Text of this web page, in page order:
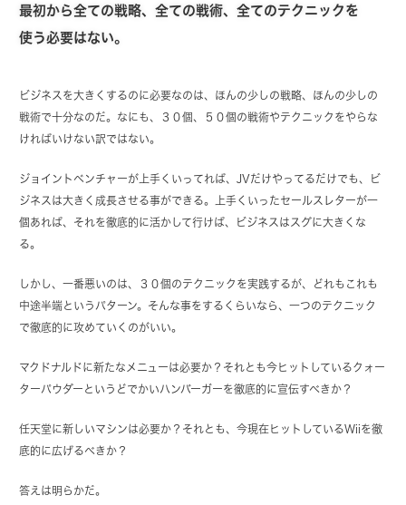
最初から全ての戦略、全ての戦術、全てのテクニックを
使う必要はない。
ビジネスを大きくするのに必要なのは、ほんの少しの戦略、ほんの少しの
戦術で十分なのだ。なにも、３０個、５０個の戦術やテクニックをやらな
ければいけない訳ではない。
ジョイントベンチャーが上手くいってれば、JVだけやってるだけでも、ビ
ジネスは大きく成長させる事ができる。上手くいったセールスレターが一
個あれば、それを徹底的に活かして行けば、ビジネスはスグに大きくな
る。
しかし、一番悪いのは、３０個のテクニックを実践するが、どれもこれも
中途半端というパターン。そんな事をするくらいなら、一つのテクニック
で徹底的に攻めていくのがいい。
マクドナルドに新たなメニューは必要か？それとも今ヒットしているクォー
ターパウダーというどでかいハンバーガーを徹底的に宣伝すべきか？
任天堂に新しいマシンは必要か？それとも、今現在ヒットしているWiiを徹
底的に広げるべきか？
答えは明らかだ。